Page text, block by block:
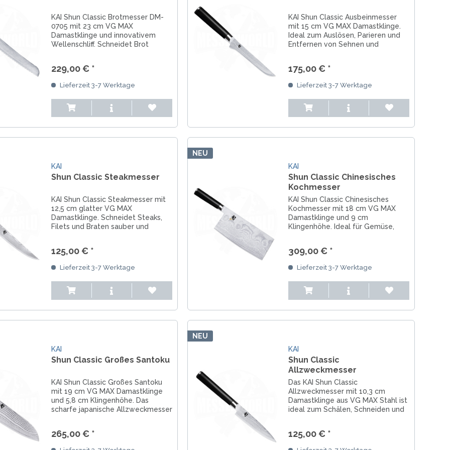
KAI Shun Classic Brotmesser DM-
0705 mit 23 cm VG MAX
Damastklinge und innovativem
Wellenschliff. Schneidet Brot
229,00 € *
Lieferzeit 3-7 Werktage
KAI Shun Classic Ausbeinmesser
mit 15 cm VG MAX Damastklinge.
Ideal zum Auslösen, Parieren und
Entfernen von Sehnen und
175,00 € *
Lieferzeit 3-7 Werktage
KAI
Shun Classic Steakmesser
KAI Shun Classic Steakmesser mit
12,5 cm glatter VG MAX
Damastklinge. Schneidet Steaks,
Filets und Braten sauber und
125,00 € *
Lieferzeit 3-7 Werktage
NEU
KAI
Shun Classic Chinesisches
Kochmesser
KAI Shun Classic Chinesisches
Kochmesser mit 18 cm VG MAX
Damastklinge und 9 cm
Klingenhöhe. Ideal für Gemüse,
309,00 € *
Lieferzeit 3-7 Werktage
KAI
Shun Classic Großes Santoku
KAI Shun Classic Großes Santoku
mit 19 cm VG MAX Damastklinge
und 5,8 cm Klingenhöhe. Das
scharfe japanische Allzweckmesser
265,00 € *
NEU
KAI
Shun Classic
Allzweckmesser
Das KAI Shun Classic
Allzweckmesser mit 10,3 cm
Damastklinge aus VG MAX Stahl ist
ideal zum Schälen, Schneiden und
125,00 € *